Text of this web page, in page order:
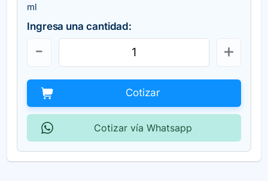
ml
Ingresa una cantidad:
Cotizar
Cotizar vía Whatsapp